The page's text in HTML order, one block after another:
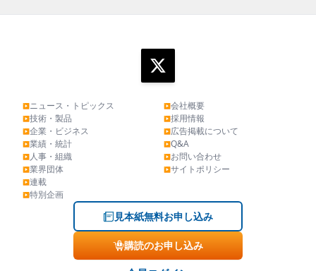
▶ニュース・トピックス
▶技術・製品
▶企業・ビジネス
▶業績・統計
▶人事・組織
▶業界団体
▶連載
▶特別企画
▶会社概要
▶採用情報
▶広告掲載について
▶Q&A
▶お問い合わせ
▶サイトポリシー
見本紙無料お申し込み
購読のお申し込み